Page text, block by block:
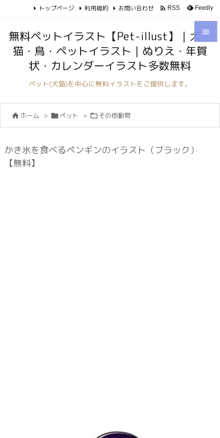



トップページ 利用規約 お問い合わせ  RSS Feedly
無料ペットイラスト【Pet-illust】｜犬・
猫・鳥・ペットイラスト｜ぬりえ・年賀
状・カレンダーイラスト多数無料
ペット(犬猫)を中心に無料イラストをご提供します。
 ホーム > ペット > その他動物
かき氷を食べるペンギンのイラスト（ブラック）
【無料】